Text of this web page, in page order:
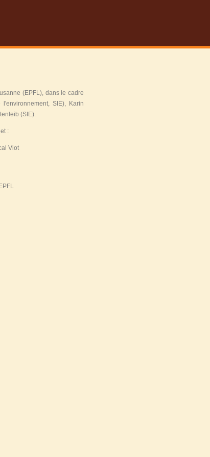
(EPFL), dans le cadre
SIE), Karin
(SIE).
:
Viot